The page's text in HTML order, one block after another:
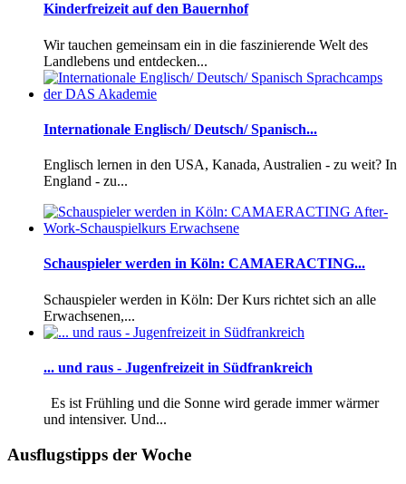
Kinderfreizeit auf den Bauernhof
Wir tauchen gemeinsam ein in die faszinierende Welt des
Landlebens und entdecken...
Internationale Englisch/ Deutsch/ Spanisch...
Englisch lernen in den USA, Kanada, Australien - zu weit? In
England - zu...
Schauspieler werden in Köln: CAMAERACTING...
Schauspieler werden in Köln: Der Kurs richtet sich an alle
Erwachsenen,...
... und raus - Jugenfreizeit in Südfrankreich
Es ist Frühling und die Sonne wird gerade immer wärmer
und intensiver. Und...
Ausflugstipps der Woche